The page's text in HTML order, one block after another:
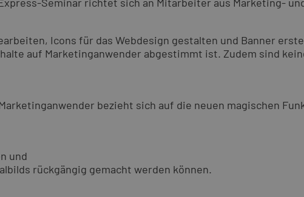
Icons für das Webdesign gestalten und Banner
auf Marketinganwender abgestimmt ist. Zudem sind
bezieht sich auf die neuen magischen
und
rückgängig gemacht werden können.